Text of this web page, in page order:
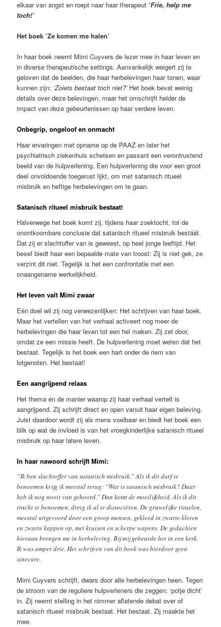
elkaar van angst en roept naar haar therapeut‘Frie, help me
toch!’
Het boek ‘Ze komen me halen’
In haar boek neemt Mimi Cuyvers de lezer mee in haar leven en
in diverse therapeutische settings. Aanvankelijk weigert zij te
geloven dat de beelden, die haar herbelevingen haar tonen, waar
kunnen zijn: ‘Zoiets bestaat toch niet?’Het boek bevat weinig
details over deze belevingen, maar het omschrijft helder de
impact van deze gebeurtenissen op haar verdere leven.
Onbegrip, ongeloof en onmacht
Haar ervaringen met opname op de PAAZ en later het
psychiatrisch ziekenhuis schetsen en passant een verontrustend
beeld van de hulpverlening. Een hulpverlening die voor een groot
deel onvoldoende toegerust lijkt, om met satanisch ritueel
misbruik en heftige herbelevingen om te gaan.
Satanisch ritueel misbruik bestaat!
Halverwege het boek komt zij, tijdens haar zoektocht, tot de
onontkoombare conclusie dat satanisch ritueel misbruik bestáát.
Dat zij er slachtoffer van is geweest, op heel jonge leeftijd. Het
besef biedt haar een bepaalde mate van troost: Zij is niet gek, ze
verzint dit niet. Tegelijk is het een confrontatie met een
onaangename werkelijkheid.
Het leven valt Mimi zwaar
Eén doel wil zij nog verwezenlijken: Het schrijven van haar boek.
Maar het vertellen van het verhaal activeert nog meer de
herbelevingen die haar leven tot een hel maken. Zij zet door,
omdat ze een missie heeft. De hulpverlening moet weten dat het
bestaat. Tegelijk is het boek een hart onder de riem van
lotgenoten. Het bestaat!
Een aangrijpend relaas
Het thema én de manier waarop zij haar verhaal vertelt is
aangrijpend. Zij schrijft direct en open vanuit haar eigen beleving.
Juist daardoor wordt zij als mens voelbaar en biedt het boek een
blik op wat de invloed is van het vroegkinderlijke satanisch ritueel
misbruik op haar latere leven.
In haar nawoord schrijft Mimi:
“Ik ben slachtoffer van satanisch misbruik.” Als ik dit durf te
benoemen krijg ik meestal terug: “Wat is satanisch misbruik? Daar
heb ik nog nooit van gehoord.” Dan komt de moeilijkheid. Als ik dit
tracht te benoemen, dreig ik al te dissociëren. De gruwelijke rituelen,
meestal uitgevoerd door een groep mensen, gekleed in zwarte kleren
en zwarte kappen op, met kruisen en scherpe wapens. De gedachten
hieraan brengen me in herbeleving. Bij mij gebeurde het in een kerk.
Ik was amper drie. Het schrijven van dit boek was hierdoor geen
sinecure.
Mimi Cuyvers schrijft, dwars door alle herbelevingen heen. Tegen
de stroom van de reguliere hulpverleners die zeggen: ‘potje dicht’
in. Zij neemt stelling in het nimmer aflatende debat over of
satanisch ritueel misbruik bestaat. Het bestaat. Zij maakte het
mee.